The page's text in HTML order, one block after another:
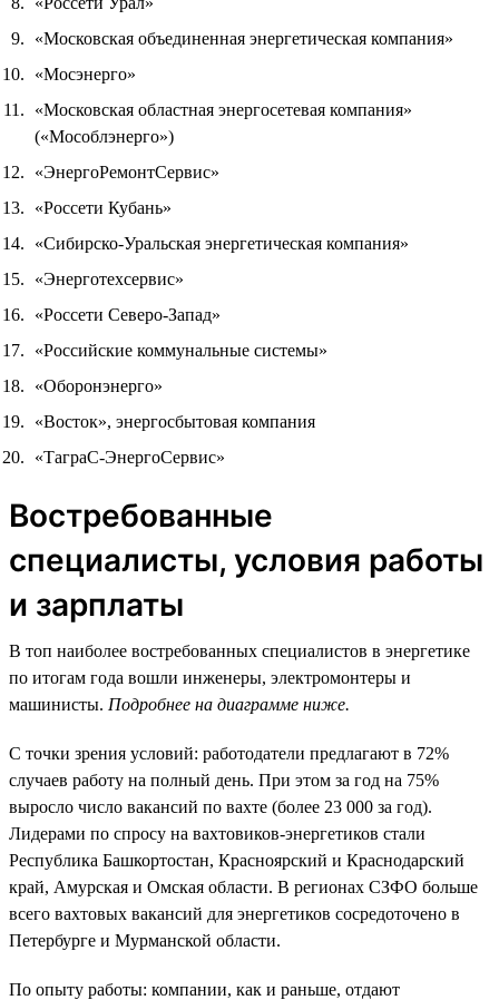
«Московская объединенная энергетическая компания»
«Мосэнерго»
«Московская областная энергосетевая компания»
(«Мособлэнерго»)
«ЭнергоРемонтСервис»
«Россети Кубань»
«Сибирско-Уральская энергетическая компания»
«Энерготехсервис»
«Россети Северо-Запад»
«Российские коммунальные системы»
«Оборонэнерго»
«Восток», энергосбытовая компания
«ТаграС-ЭнергоСервис»
Востребованные
специалисты, условия работы
и зарплаты
В топ наиболее востребованных специалистов в энергетике
по итогам года вошли инженеры, электромонтеры и
машинисты. Подробнее на диаграмме ниже.
С точки зрения условий: работодатели предлагают в 72%
случаев работу на полный день. При этом за год на 75%
выросло число вакансий по вахте (более 23 000 за год).
Лидерами по спросу на вахтовиков-энергетиков стали
Республика Башкортостан, Красноярский и Краснодарский
край, Амурская и Омская области. В регионах СЗФО больше
всего вахтовых вакансий для энергетиков сосредоточено в
Петербурге и Мурманской области.
По опыту работы: компании, как и раньше, отдают